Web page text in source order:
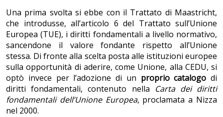
Una prima svolta si ebbe con il Trattato di Maastricht,
che introdusse, all’articolo 6 del Trattato sull’Unione
Europea (TUE), i diritti fondamentali a livello normativo,
sancendone il valore fondante rispetto all’Unione
stessa. Di fronte alla scelta posta alle istituzioni europee
sulla opportunità di aderire, come Unione, alla CEDU, si
optò invece per l’adozione di un proprio catalogo di
diritti fondamentali, contenuto nella Carta dei diritti
fondamentali dell’Unione Europea, proclamata a Nizza
nel 2000.